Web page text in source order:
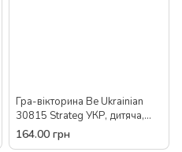
Гра-вікторина Be Ukrainian
30815 Strateg УКР, дитяча,
карткова, розвиваюча, для
дітей, сім'ї
164.00 грн